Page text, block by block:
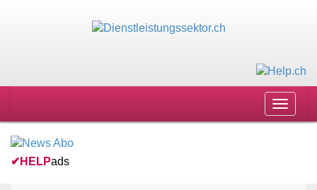
Toggle
✔ HELPads